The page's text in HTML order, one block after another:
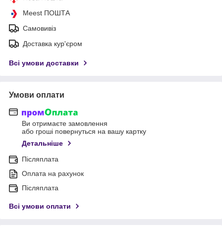
Meest ПОШТА
Самовивіз
Доставка кур'єром
Всі умови доставки
Умови оплати
Ви отримаєте замовлення
або гроші повернуться на вашу картку
Детальніше
Післяплата
Оплата на рахунок
Післяплата
Всі умови оплати